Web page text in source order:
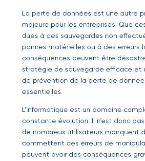
La perte de données est une autre
majeure pour les entreprises. Que
dues à des sauvegardes non
pannes matérielles ou à des erreurs
conséquences peuvent être
stratégie de sauvegarde efficace et
de prévention de la perte de
essentielles.
L’informatique est un domaine
constante évolution. Il n’est donc
de nombreux utilisateurs manquent
commettent des erreurs de
peuvent avoir des conséquences